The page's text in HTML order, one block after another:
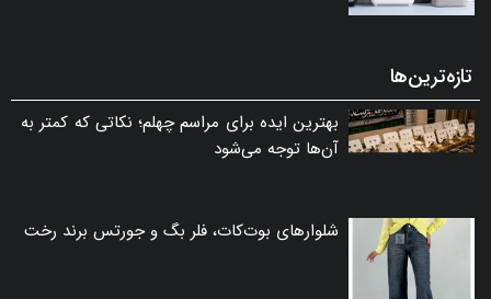
تازه‌ترین‌ها
بهترین ایده برای مراسم چهلم؛ نکاتی که کمتر به
آن‌ها توجه می‌شود
شلوارهای بوت‌کات، فلر بگ و جورتس برند رخت